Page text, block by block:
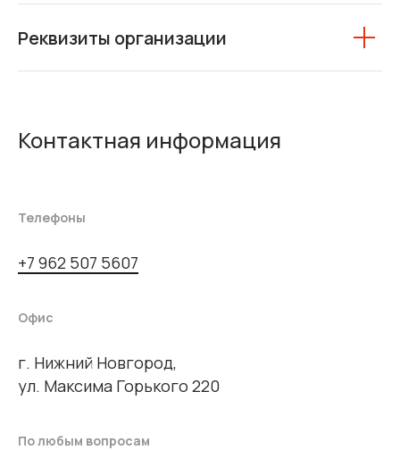
Реквизиты организации
Контактная информация
Телефоны
+7 962 507 5607
Офис
г. Нижний Новгород,
ул. Максима Горького 220
По любым вопросам